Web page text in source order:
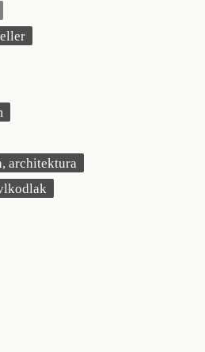
architektura